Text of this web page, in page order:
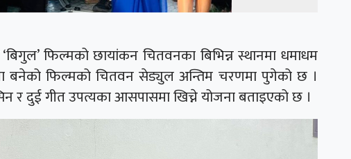
फिल्मको छायांकन चितवनका बिभिन्न स्थानमा धमाधम
बनेको फिल्मको चितवन सेड्युल अन्तिम चरणमा पुगेको छ ।
र दुई गीत उपत्यका आसपासमा खिच्ने योजना बताइएको छ ।